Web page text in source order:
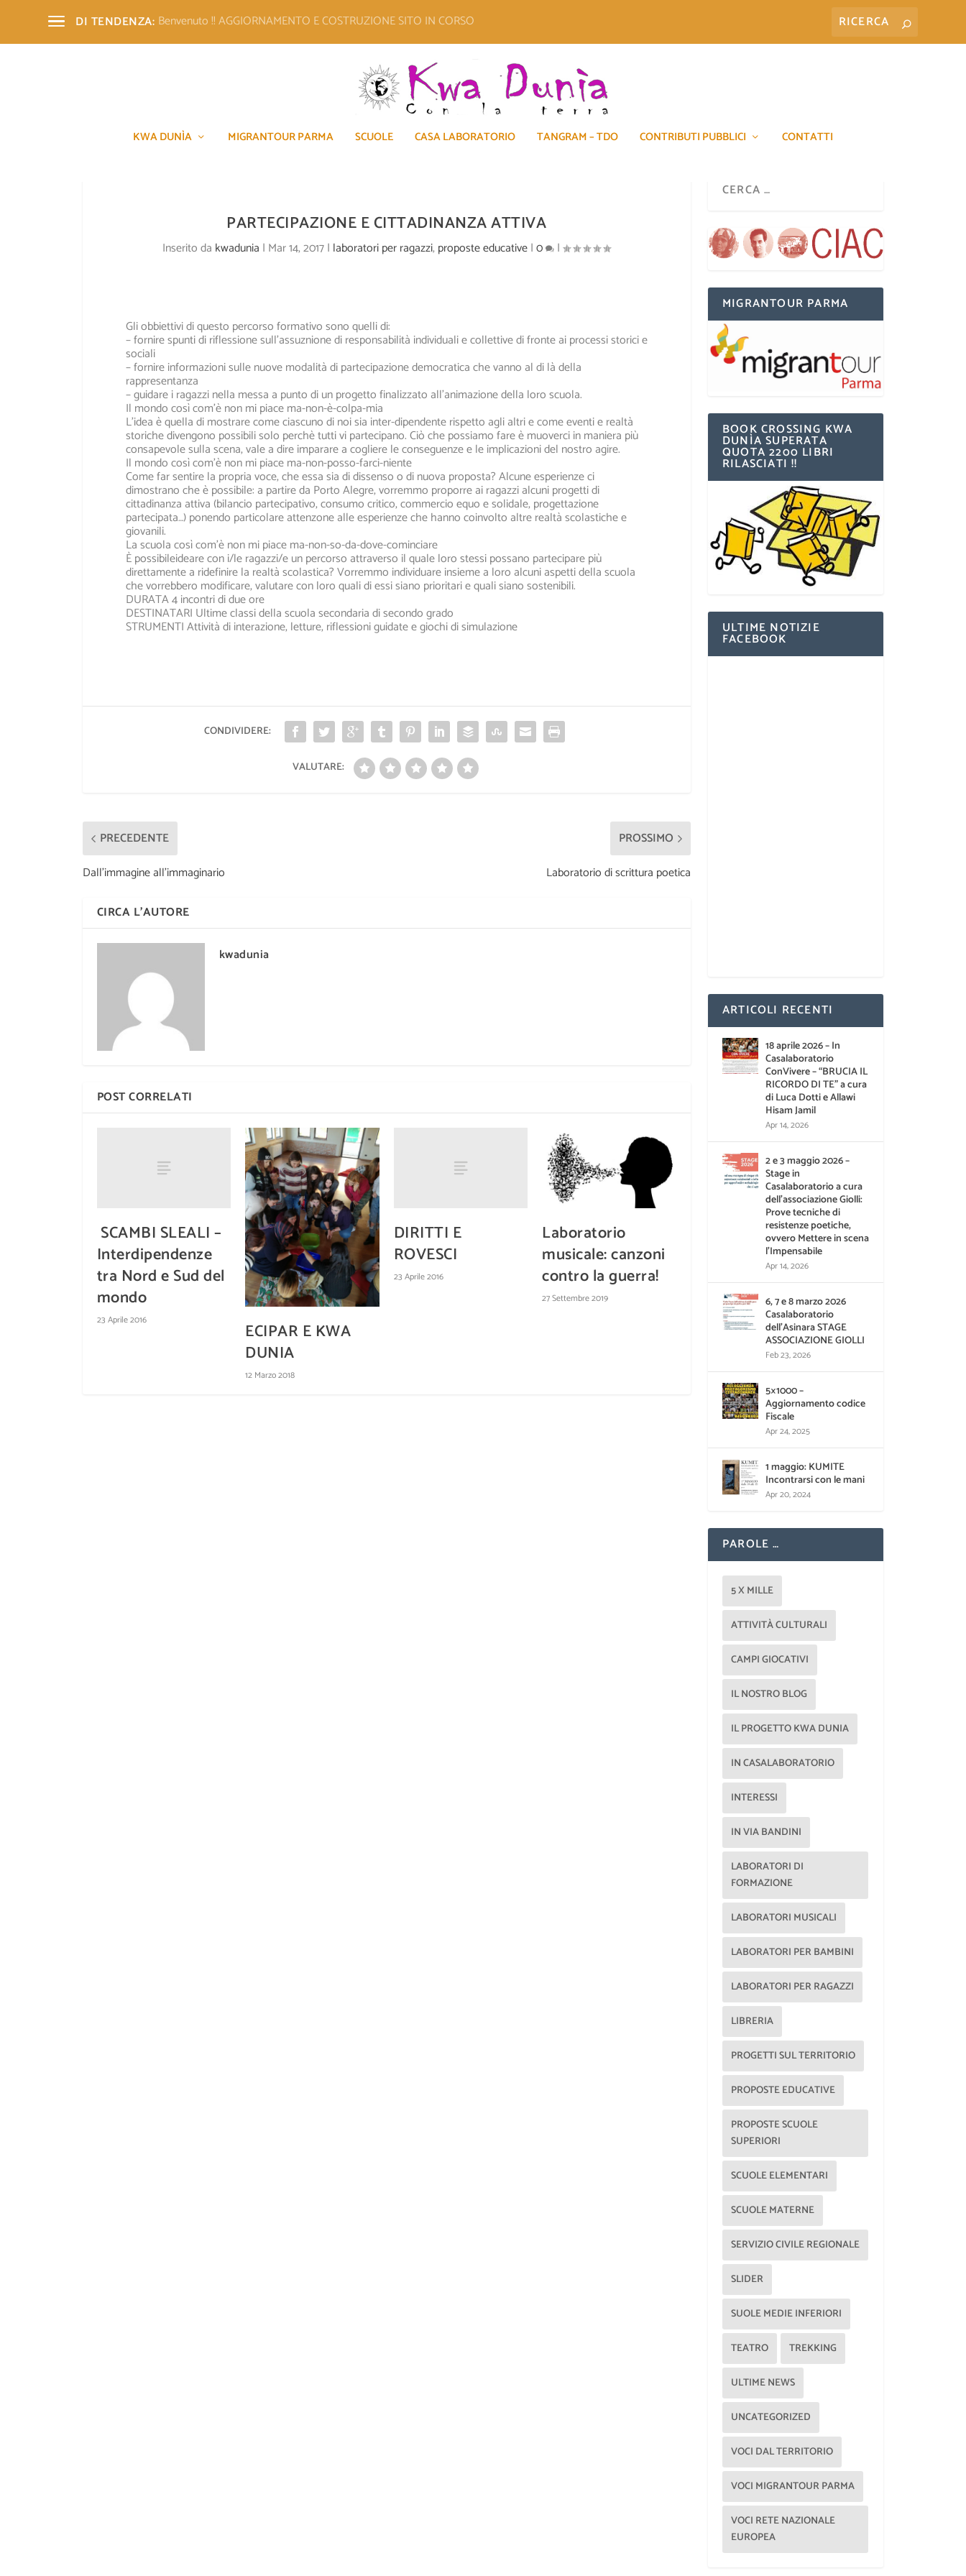
DI TENDENZA: Benvenuto !! AGGIORNAMENTO E COSTRUZIONE SITO IN CORSO
KWA DUNÌA MIGRANTOUR PARMA SCUOLE CASA LABORATORIO TANGRAM – TDO CONTRIBUTI PUBBLICI CONTATTI
PARTECIPAZIONE E CITTADINANZA ATTIVA
Inserito da kwadunia | Mar 14, 2017| laboratori per ragazzi,proposte educative|0 |
Gli obbiettivi di questo percorso formativo sono quelli di:
– fornire spunti di riflessione sull’assuznione di responsabilità individuali e collettive di fronte ai processi storici e
sociali
– fornire informazioni sulle nuove modalità di partecipazione democratica che vanno al di là della
rappresentanza
– guidare i ragazzi nella messa a punto di un progetto finalizzato all’animazione della loro scuola.
Il mondo così com’è non mi piace ma-non-è-colpa-mia
L’idea è quella di mostrare come ciascuno di noi sia inter-dipendente rispetto agli altri e come eventi e realtà
storiche divengono possibili solo perchè tutti vi partecipano. Ciò che possiamo fare è muoverci in maniera più
consapevole sulla scena, vale a dire imparare a cogliere le conseguenze e le implicazioni del nostro agire.
Il mondo così com’è non mi piace ma-non-posso-farci-niente
Come far sentire la propria voce, che essa sia di dissenso o di nuova proposta? Alcune esperienze ci
dimostrano che è possibile: a partire da Porto Alegre, vorremmo proporre ai ragazzi alcuni progetti di
cittadinanza attiva (bilancio partecipativo, consumo critico, commercio equo e solidale, progettazione
partecipata…) ponendo particolare attenzone alle esperienze che hanno coinvolto altre realtà scolastiche e
giovanili.
La scuola così com’è non mi piace ma-non-so-da-dove-cominciare
È possibileideare con i/le ragazzi/e un percorso attraverso il quale loro stessi possano partecipare più
direttamente a ridefinire la realtà scolastica? Vorremmo individuare insieme a loro alcuni aspetti della scuola
che vorrebbero modificare, valutare con loro quali di essi siano prioritari e quali siano sostenibili.
DURATA4 incontri di due ore
DESTINATARI Ultime classi della scuola secondaria di secondo grado
STRUMENTIAttività di interazione, letture, riflessioni guidate e giochi di simulazione
CONDIVIDERE:
VALUTARE:
PRECEDENTE
Dall’immagine all’immaginario
PROSSIMO
Laboratorio di scrittura poetica
CIRCA L'AUTORE
kwadunia
POST CORRELATI
SCAMBI SLEALI –
Interdipendenze
tra Nord e Sud del
mondo
23 Aprile 2016
ECIPAR E KWA
DUNIA
12 Marzo 2018
DIRITTI E
ROVESCI
23 Aprile 2016
Laboratorio
musicale: canzoni
contro la guerra!
27 Settembre 2019
MIGRANTOUR PARMA
BOOK CROSSING KWA
DUNÌA SUPERATA
QUOTA 2200 LIBRI
RILASCIATI !!
ULTIME NOTIZIE
FACEBOOK
ARTICOLI RECENTI
18 aprile 2026 – In
Casalaboratorio
ConVivere – “BRUCIA IL
RICORDO DI TE” a cura
di Luca Dotti e Allawi
Hisam Jamil
Apr 14, 2026
2 e 3 maggio 2026 –
Stage in
Casalaboratorio a cura
dell’associazione Giolli:
Prove tecniche di
resistenze poetiche,
ovvero Mettere in scena
l’Impensabile
Apr 14, 2026
6, 7 e 8 marzo 2026
Casalaboratorio
dell’Asinara STAGE
ASSOCIAZIONE GIOLLI
Feb 23, 2026
5×1000 –
Aggiornamento codice
Fiscale
Apr 24, 2025
1 maggio: KUMITE
Incontrarsi con le mani
Apr 20, 2024
PAROLE …
5 X MILLE
ATTIVITÀ CULTURALI
CAMPI GIOCATIVI
IL NOSTRO BLOG
IL PROGETTO KWA DUNIA
IN CASALABORATORIO
INTERESSI
IN VIA BANDINI
LABORATORI DI
FORMAZIONE
LABORATORI MUSICALI
LABORATORI PER BAMBINI
LABORATORI PER RAGAZZI
LIBRERIA
PROGETTI SUL TERRITORIO
PROPOSTE EDUCATIVE
PROPOSTE SCUOLE
SUPERIORI
SCUOLE ELEMENTARI
SCUOLE MATERNE
SERVIZIO CIVILE REGIONALE
SLIDER
SUOLE MEDIE INFERIORI
TEATRO TREKKING
ULTIME NEWS
UNCATEGORIZED
VOCI DAL TERRITORIO
VOCI MIGRANTOUR PARMA
VOCI RETE NAZIONALE
EUROPEA